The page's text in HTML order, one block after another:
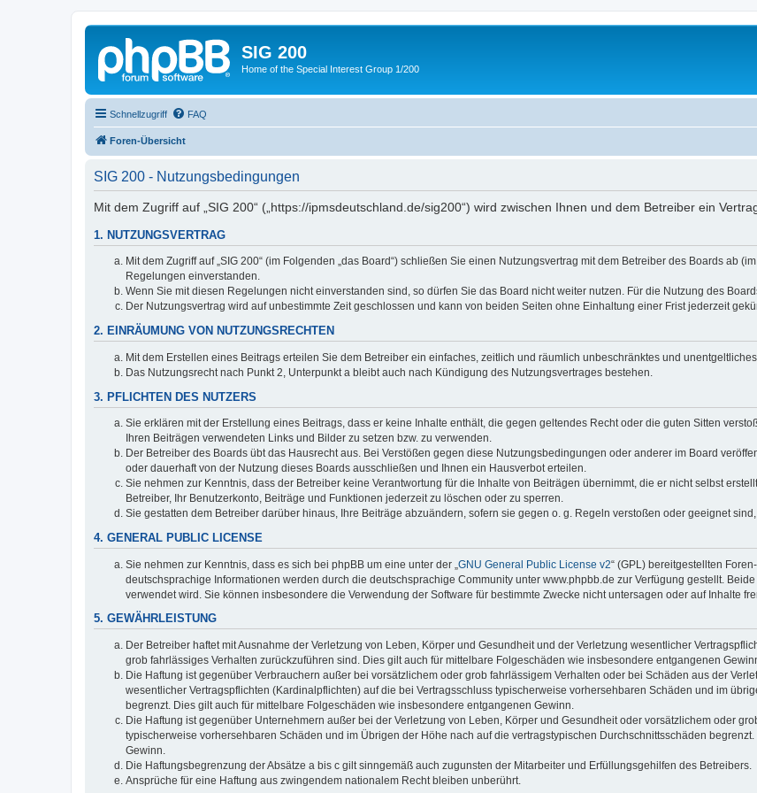
SIG 200
Home of the Special Interest Group 1/200
Schnellzugriff FAQ
Foren-Übersicht
SIG 200 - Nutzungsbedingungen
Mit dem Zugriff auf „SIG 200“ („https://ipmsdeutschland.de/sig200“) wird zwischen Ihnen und dem Betreiber ein
1. NUTZUNGSVERTRAG
Mit dem Zugriff auf „SIG 200“ (im Folgenden „das Board“) schließen Sie einen Nutzungsvertrag mit dem Betreiber des Boards ab
Regelungen einverstanden.
Wenn Sie mit diesen Regelungen nicht einverstanden sind, so dürfen Sie das Board nicht weiter nutzen. Für die Nutzung des
Der Nutzungsvertrag wird auf unbestimmte Zeit geschlossen und kann von beiden Seiten ohne Einhaltung einer Frist jederzeit
2. EINRÄUMUNG VON NUTZUNGSRECHTEN
Mit dem Erstellen eines Beitrags erteilen Sie dem Betreiber ein einfaches, zeitlich und räumlich unbeschränktes und
Das Nutzungsrecht nach Punkt 2, Unterpunkt a bleibt auch nach Kündigung des Nutzungsvertrages bestehen.
3. PFLICHTEN DES NUTZERS
Sie erklären mit der Erstellung eines Beitrags, dass er keine Inhalte enthält, die gegen geltendes Recht oder die guten Sitten
Ihren Beiträgen verwendeten Links und Bilder zu setzen bzw. zu verwenden.
Der Betreiber des Boards übt das Hausrecht aus. Bei Verstößen gegen diese Nutzungsbedingungen oder anderer im Board
oder dauerhaft von der Nutzung dieses Boards ausschließen und Ihnen ein Hausverbot erteilen.
Sie nehmen zur Kenntnis, dass der Betreiber keine Verantwortung für die Inhalte von Beiträgen übernimmt, die er nicht selbst
Betreiber, Ihr Benutzerkonto, Beiträge und Funktionen jederzeit zu löschen oder zu sperren.
Sie gestatten dem Betreiber darüber hinaus, Ihre Beiträge abzuändern, sofern sie gegen o. g. Regeln verstoßen oder geeignet
4. GENERAL PUBLIC LICENSE
Sie nehmen zur Kenntnis, dass es sich bei phpBB um eine unter der „ GNU General Public License v2“ (GPL) bereitgestellten
deutschsprachige Informationen werden durch die deutschsprachige Community unter www.phpbb.de zur Verfügung gestellt.
verwendet wird. Sie können insbesondere die Verwendung der Software für bestimmte Zwecke nicht untersagen oder auf Inhalte
5. GEWÄHRLEISTUNG
Der Betreiber haftet mit Ausnahme der Verletzung von Leben, Körper und Gesundheit und der Verletzung wesentlicher
grob fahrlässiges Verhalten zurückzuführen sind. Dies gilt auch für mittelbare Folgeschäden wie insbesondere entgangenen
Die Haftung ist gegenüber Verbrauchern außer bei vorsätzlichem oder grob fahrlässigem Verhalten oder bei Schäden aus der
wesentlicher Vertragspflichten (Kardinalpflichten) auf die bei Vertragsschluss typischerweise vorhersehbaren Schäden und im
begrenzt. Dies gilt auch für mittelbare Folgeschäden wie insbesondere entgangenen Gewinn.
Die Haftung ist gegenüber Unternehmern außer bei der Verletzung von Leben, Körper und Gesundheit oder vorsätzlichem oder
typischerweise vorhersehbaren Schäden und im Übrigen der Höhe nach auf die vertragstypischen Durchschnittsschäden
Gewinn.
Die Haftungsbegrenzung der Absätze a bis c gilt sinngemäß auch zugunsten der Mitarbeiter und Erfüllungsgehilfen des Betreibers.
Ansprüche für eine Haftung aus zwingendem nationalem Recht bleiben unberührt.